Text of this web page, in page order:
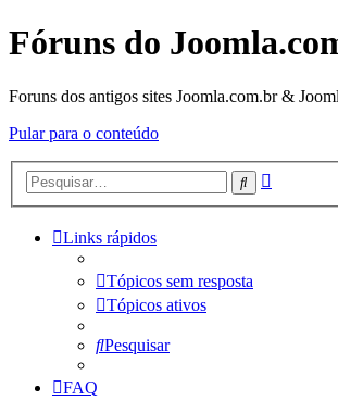
Fóruns do
Foruns dos antigos sites Joomla.com.br &
Pular para o conteúdo
Pesquisar
Links rápidos
Tópicos sem resposta
Tópicos ativos
Pesquisar
FAQ